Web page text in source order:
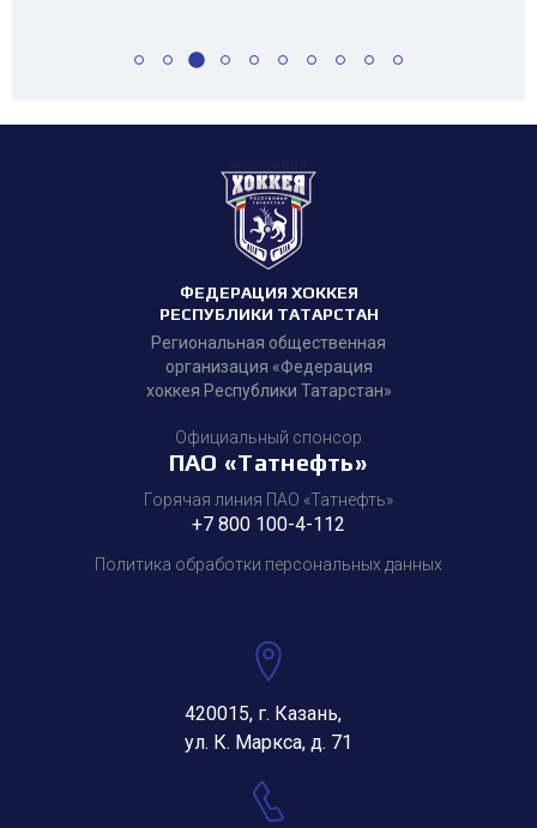
ФЕДЕРАЦИЯ ХОККЕЯ
РЕСПУБЛИКИ ТАТАРСТАН
Региональная общественная
организация «Федерация
хоккея Республики Татарстан»
Официальный спонсор
ПАО «Татнефть»
Горячая линия ПАО «Татнефть»
+7 800 100-4-112
Политика обработки персональных данных
420015, г. Казань,
ул. К. Маркса, д. 71